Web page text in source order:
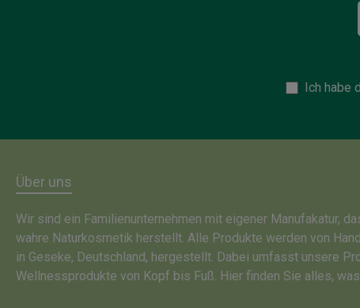
Ich habe
Über uns
Wir sind ein Familienunternehmen mit eigener Manufakatur,
wahre Naturkosmetik herstellt. Alle Produkte werden von
in Geseke, Deutschland, hergestellt. Dabei umfasst unsere
Wellnessprodukte von Kopf bis Fuß. Hier finden Sie alles,